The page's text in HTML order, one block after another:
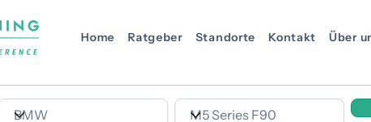
Home Ratgeber Standorte Kontakt Über